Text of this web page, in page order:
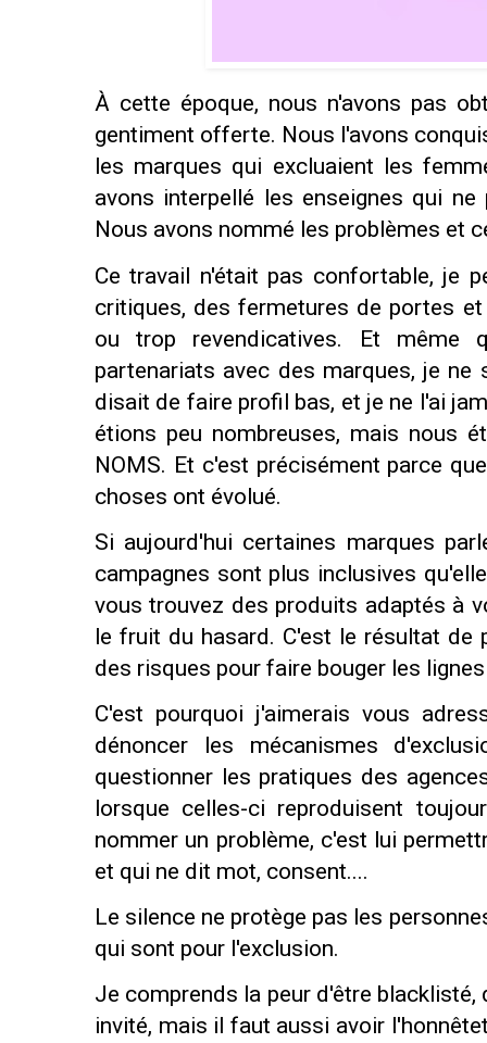
À cette époque, nous n'avons pas
gentiment offerte. Nous l'avons
les marques qui excluaient les
avons interpellé les enseignes qui
Nous avons nommé les problèmes et
Ce travail n'était pas confortable, je
critiques, des fermetures de portes
ou trop revendicatives. Et même
partenariats avec des marques, je
disait de faire profil bas, et je ne l'ai
étions peu nombreuses, mais nous
NOMS. Et c'est précisément parce
choses ont évolué.
Si aujourd'hui certaines marques
campagnes sont plus inclusives
vous trouvez des produits adaptés à
le fruit du hasard. C'est le résultat de
des risques pour faire bouger les
C'est pourquoi j'aimerais vous
dénoncer les mécanismes
questionner les pratiques des
lorsque celles-ci reproduisent
nommer un problème, c'est lui
et qui ne dit mot, consent....
Le silence ne protège pas les
qui sont pour l'exclusion.
Je comprends la peur d'être
invité, mais il faut aussi avoir